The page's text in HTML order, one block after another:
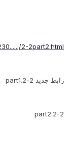
2-2part2.html
رابط جديد 2-2.part1
2-2.part2